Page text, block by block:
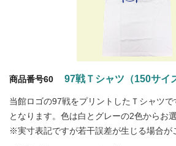
商品番号60 97戦Ｔシャツ（150サイ
当館ロゴの97戦をプリントしたＴシャツ
となります。色は白とグレーの2色からお
※実寸表記ですが若干誤差が生じる場合が